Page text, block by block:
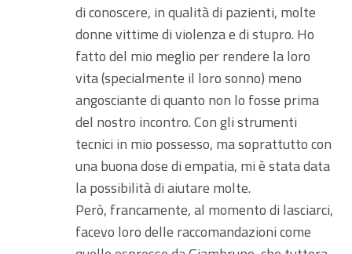
di conoscere, in qualità di pazienti, molte
donne vittime di violenza e di stupro. Ho
fatto del mio meglio per rendere la loro
vita (specialmente il loro sonno) meno
angosciante di quanto non lo fosse prima
del nostro incontro. Con gli strumenti
tecnici in mio possesso, ma soprattutto con
una buona dose di empatia, mi è stata data
la possibilità di aiutare molte.
Però, francamente, al momento di lasciarci,
facevo loro delle raccomandazioni come